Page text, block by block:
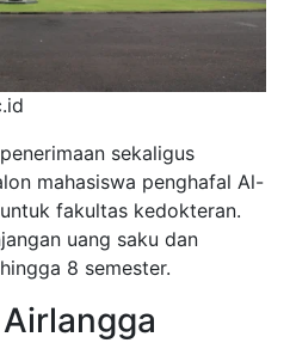
sekaligus
mahasiswa penghafal Al-
fakultas kedokteran.
uang saku dan
8 semester.